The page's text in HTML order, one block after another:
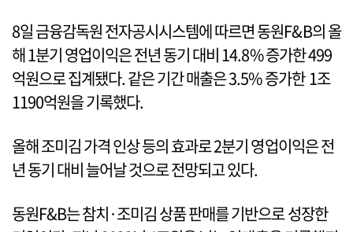
8일 금융감독원 전자공시시스템에 따르면 동원F&B의 올
해 1분기 영업이익은 전년 동기 대비 14.8% 증가한 499
억원으로 집계됐다. 같은 기간 매출은 3.5% 증가한 1조
1190억원을 기록했다.
올해 조미김 가격 인상 등의 효과로 2분기 영업이익은 전
년 동기 대비 늘어날 것으로 전망되고 있다.
동원F&B는 참치·조미김 상품 판매를 기반으로 성장한